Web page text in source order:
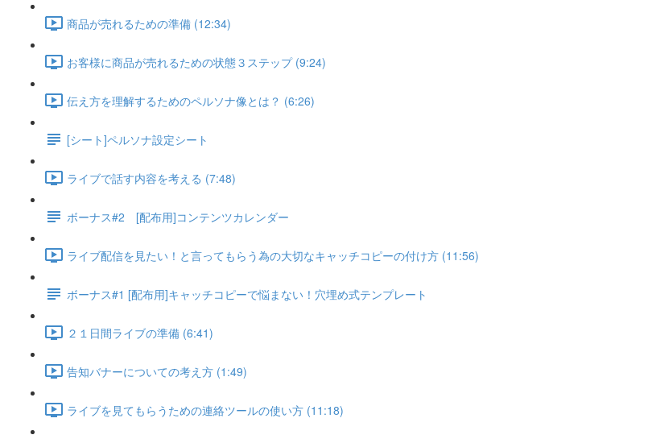
商品が売れるための準備 (12:34)
お客様に商品が売れるための状態３ステップ (9:24)
伝え方を理解するためのペルソナ像とは？ (6:26)
[シート]ペルソナ設定シート
ライブで話す内容を考える (7:48)
ボーナス#2 [配布用]コンテンツカレンダー
ライブ配信を見たい！と言ってもらう為の大切なキャッチコピーの付け方 (11:56)
ボーナス#1 [配布用]キャッチコピーで悩まない！穴埋め式テンプレート
２１日間ライブの準備 (6:41)
告知バナーについての考え方 (1:49)
ライブを見てもらうための連絡ツールの使い方 (11:18)